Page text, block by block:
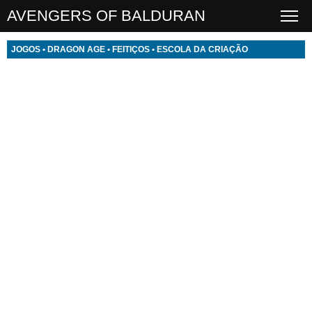
AVENGERS OF BALDURAN
JOGOS • DRAGON AGE • FEITIÇOS • ESCOLA DA CRIAÇÃO